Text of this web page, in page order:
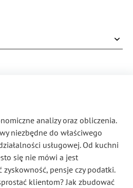
analizy oraz obliczenia.
niezbędne do właściwego
usługowej. Od kuchni
się nie mówi a jest
zyskowność, pensje czy podatki.
klientom? Jak zbudować